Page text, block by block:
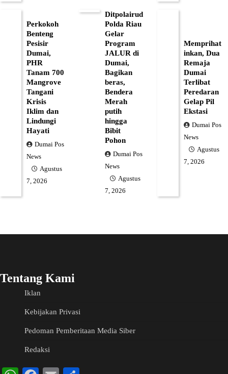
Perkokoh
Benteng
Pesisir
Dumai,
PHR
Tanam 700
Mangrove
Tangani
Krisis
Iklim dan
Lindungi
Hayati
Dumai Pos
News
Agustus
7, 2026
Ditpolairud
Polda Riau
Gelar
Program
JALUR di
Dumai,
Bagikan
beras,
Bendera
Merah
putih
hingga
Bibit
Pohon
Dumai Pos
News
Agustus
7, 2026
Memprihat
inkan, Dua
Remaja
Dumai
Terlibat
Peredaran
Gelap Pil
Ekstasi
Dumai Pos
News
Agustus
7, 2026
Tentang Kami
Iklan
Kebijakan Privasi
Pedoman Pemberitaan Media Siber
Redaksi